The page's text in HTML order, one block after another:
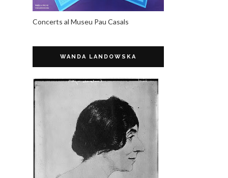
Concerts al Museu Pau Casals
WANDA LANDOWSKA